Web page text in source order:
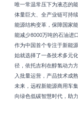
唯一常温常压下为液态的
体量巨大、全产业链可持
能源结构变革，保障国家
能减少8000万吨的石油进
作为中国首个专注于新能
始就选择了一条技术多元
径，依托吉利在醇氢动力
入批量运营，产品技术成
未来，远程新能源商用车
向绿色低碳智慧时代，助